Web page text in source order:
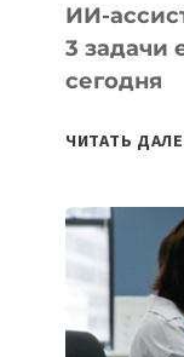
ИИ-
3 задачи
сегодня
ЧИТАТЬ